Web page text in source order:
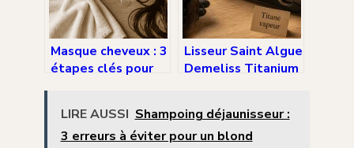
Masque cheveux : 3
étapes clés pour
minutes
Lisseur Saint Algue
Demeliss Titanium
résultat
professionnel à
LIRE AUSSI Shampoing déjaunisseur :
3 erreurs à éviter pour un blond